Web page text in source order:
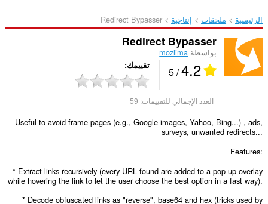
الرئيسية ملحقات إنتاجية Redirect Bypasser‎
Redirect Bypasser
بواسطة mozlima
4.2
/ 5 تقييمك
العدد الإجمالي للتقييمات: 59
Useful to avoid frame pages (e.g., Google images, Yahoo, Bing...) , ads,
surveys, unwanted redirects...
Features:
* Extract links recursively (every URL found are added to a pop-up overlay
while hovering the link to let the user choose the best option in a fast way).
* Decode obfuscated links as "reverse", base64 and hex (tricks used by